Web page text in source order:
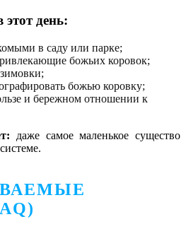
день:
в саду или парке;
божьих коровок;
божью коровку;
и бережном отношении к
даже самое маленькое существо